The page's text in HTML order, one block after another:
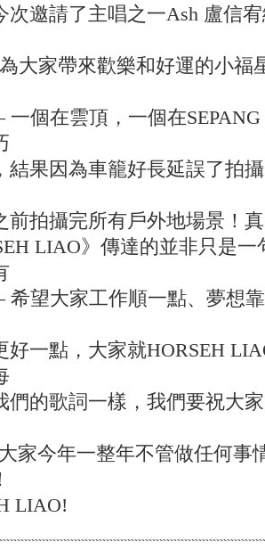
次邀請了主唱之一Ash 盧信
大家帶來歡樂和好運的小
一個在雲頂，一個在
結果因為車籠好長延誤了拍
前拍攝完所有戶外地場景！
LIAO》傳達的並非只是
希望大家工作順一點、夢想
好一點，大家就HORSEH
們的歌詞一樣，我們要祝大
家今年一整年不管做任何事
LIAO!